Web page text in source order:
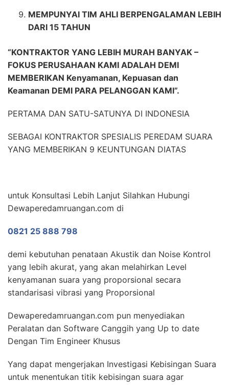
MEMPUNYAI TIM AHLI BERPENGALAMAN LEBIH
DARI 15 TAHUN
“KONTRAKTOR YANG LEBIH MURAH BANYAK –
FOKUS PERUSAHAAN KAMI ADALAH DEMI
MEMBERIKAN Kenyamanan, Kepuasan dan
Keamanan DEMI PARA PELANGGAN KAMI”.
PERTAMA DAN SATU-SATUNYA DI INDONESIA
SEBAGAI KONTRAKTOR SPESIALIS PEREDAM SUARA
YANG MEMBERIKAN 9 KEUNTUNGAN DIATAS
untuk Konsultasi Lebih Lanjut Silahkan Hubungi
Dewaperedamruangan.com di
0821 25 888 798
demi kebutuhan penataan Akustik dan Noise Kontrol
yang lebih akurat, yang akan melahirkan Level
kenyamanan suara yang proporsional secara
standarisasi vibrasi yang Proporsional
Dewaperedamruangan.com pun menyediakan
Peralatan dan Software Canggih yang Up to date
Dengan Tim Engineer Khusus
Yang dapat mengerjakan Investigasi Kebisingan Suara
untuk menentukan titik kebisingan suara agar